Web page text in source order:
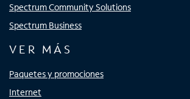
Spectrum Community Solutions
Spectrum Business
VER MÁS
Paquetes y promociones
Internet